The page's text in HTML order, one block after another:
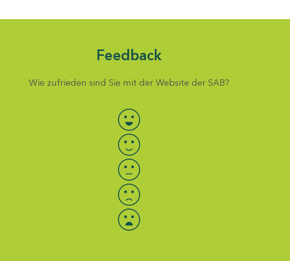
Feedback
Wie zufrieden sind Sie mit der Website der SAB?
Bewertung auswählen